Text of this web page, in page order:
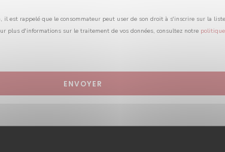
il est rappelé que le consommateur peut user de son droit à s'inscrire sur la
plus d'informations sur le traitement de vos données, consultez notre